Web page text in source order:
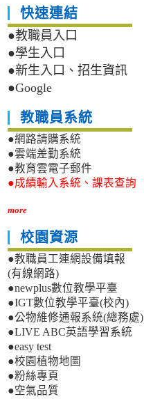
快速連結
●教職員入口
●學生入口
●新生入口、招生資訊
●Google
教職員系統
●網路請購系統
●雲端差勤系統
●教育雲電子郵件
●成績輸入系統、課表查詢
more
校園資源
●教職員工連網設備填報
(有線網路)
●newplus數位教學平臺
●IGT數位教學平臺(校內)
●公物維修通報系統(總務處)
●LIVE ABC英語學習系統
●easy test
●校園植物地圖
●粉絲專頁
●空氣品質